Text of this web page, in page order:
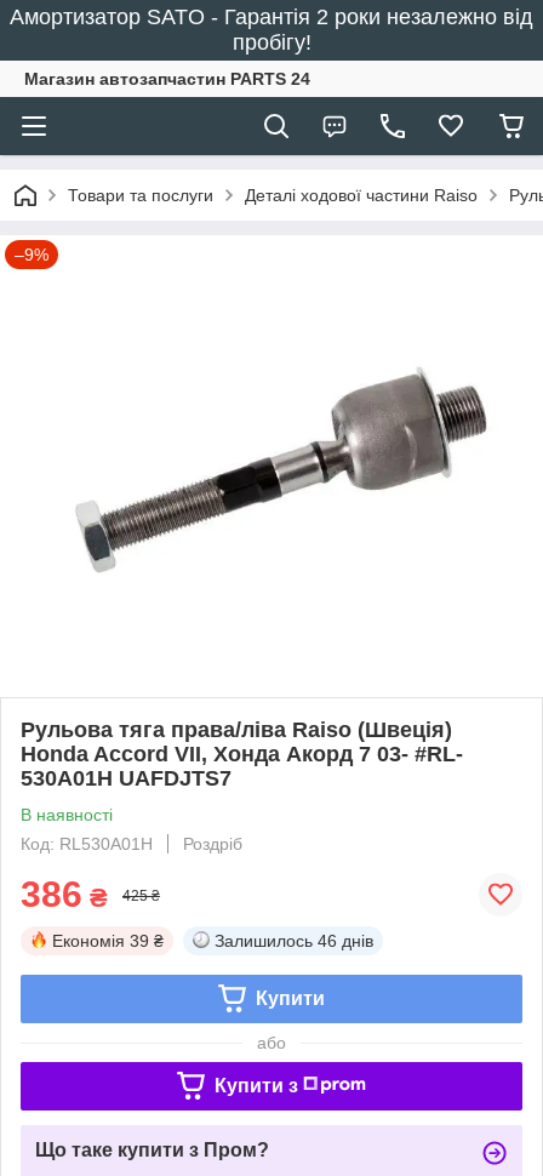
Амортизатор SATO - Гарантія 2 роки незалежно від
пробігу!
Магазин автозапчастин PARTS 24
Товари та послуги Деталі ходової частини Raiso
–9%
Рульова тяга права/ліва Raiso (Швеція)
Honda Accord VII, Хонда Акорд 7 03- #RL-
530A01H UAFDJTS7
В наявності
Код: RL530A01H
Роздріб
386 ₴ 425 ₴
Економія 39 ₴ Залишилось 46 днів
Купити
або
Купити з
Що таке купити з Пром?